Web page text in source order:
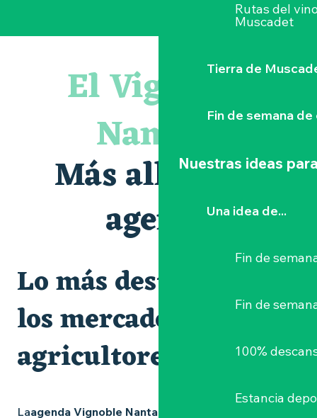
Rutas del
Muscadet
Tierra de
Fin de semana
Nuestras ideas
Una idea de...
Fin de
Fin de
100%
Estancia
Les essentiels du Hellfest - Visite guidée du site
« Veduta, les palais oubliés d'Italie » Thomas Jorion
Visite guidée « Histoire d'un jardin pittoresque »
Le bleu dans tous ses états
Visites et dégustations
Sortie à pied de découverte du marais de Goulaine
Clisson gîte et couvert XIXe - XXe siècles
Vente de légumes bio
El Vignoble
Nantais
Más allá de la
agenda
Lo más destacado y
los mercados de
agricultores
Laagenda Vignoble Nantais